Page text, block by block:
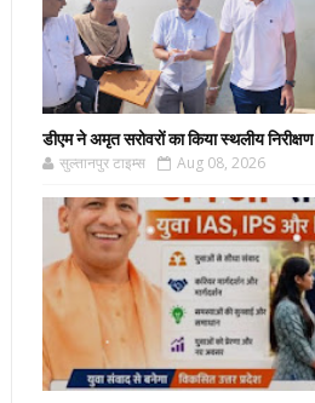
डीएम ने अमृत सरोवरों का किया स्थलीय निरीक्षण
सुल्तानपुर टाइम्स Aug 08, 2026